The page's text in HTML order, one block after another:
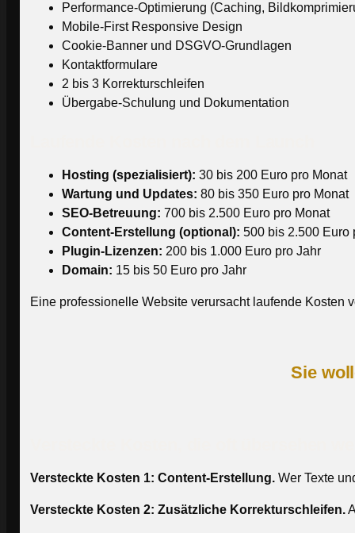
Performance-Optimierung (Caching,
Mobile-First Responsive Design
Cookie-Banner und DSGVO-Grundlagen
Kontaktformulare
2 bis 3 Korrekturschleifen
Übergabe-Schulung und Dokumentation
Hosting (spezialisiert): 30 bis 200 Euro pro Monat
Wartung und Updates: 80 bis 350 Euro pro Monat
SEO-Betreuung: 700 bis 2.500 Euro pro Monat
Content-Erstellung (optional): 500 bis 2.500 Euro
Plugin-Lizenzen: 200 bis 1.000 Euro pro Jahr
Domain: 15 bis 50 Euro pro Jahr
Eine professionelle Website verursacht laufende Kosten
Sie
Versteckte Kosten 1: Content-Erstellung. Wer Texte
Versteckte Kosten 2: Zusätzliche Korrekturschleifen.